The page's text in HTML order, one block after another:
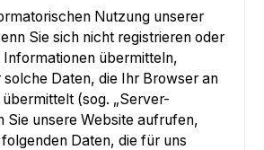
Nutzung unserer
Sie sich nicht registrieren oder
Informationen übermitteln,
Daten, die Ihr Browser an
(sog. „Server-
Sie unsere Website aufrufen,
Daten, die für uns